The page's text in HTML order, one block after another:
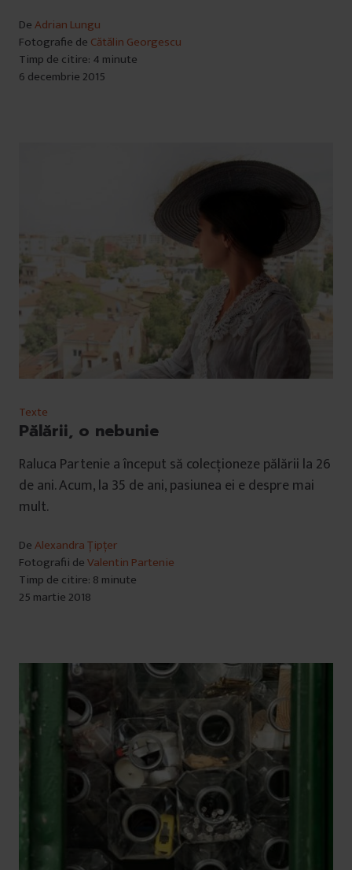
DeAdrian Lungu
Fotografie de Cătălin Georgescu
Timp de citire: 4 minute
6 decembrie 2015
Texte
Pălării, o nebunie
Raluca Partenie a început să colecționeze pălării la 26
de ani. Acum, la 35 de ani, pasiunea ei e despre mai
mult.
DeAlexandra Țipțer
Fotografii deValentin Partenie
Timp de citire: 8 minute
25 martie 2018